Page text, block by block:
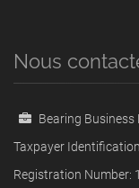
Nous
Bearing Business
Taxpayer
Registration Number: